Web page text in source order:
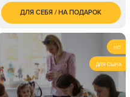
грн
2 чел. / 55 минут
1 720
грн
1 чел. / 4 занятия по
55 минут
2 990
грн
ДЛЯ СЕБЯ / НА ПОДАРОК
HIT
ДЛЯ СЫНА